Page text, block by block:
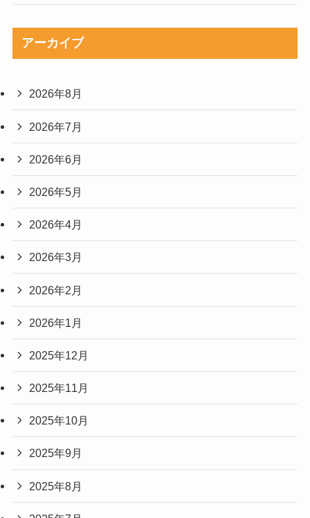
アーカイブ
2026年8月
2026年7月
2026年6月
2026年5月
2026年4月
2026年3月
2026年2月
2026年1月
2025年12月
2025年11月
2025年10月
2025年9月
2025年8月